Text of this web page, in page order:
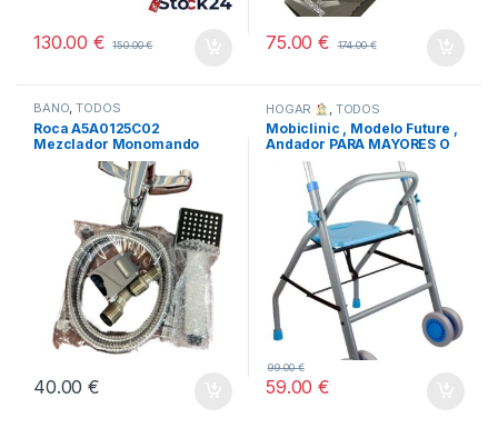
130.00€ 150.00€ 75.00€ 174.00€
BAÑO,TODOS
Roca A5A0125C02
Mezclador Monomando
Baño-Ducha, Coleccion
Victoria, Cromado
40.00€
HOGAR , TODOS
Mobiclinic , Modelo Future ,
Andador PARA MAYORES O
MINUSVALIDOS
59.00€
99.00€